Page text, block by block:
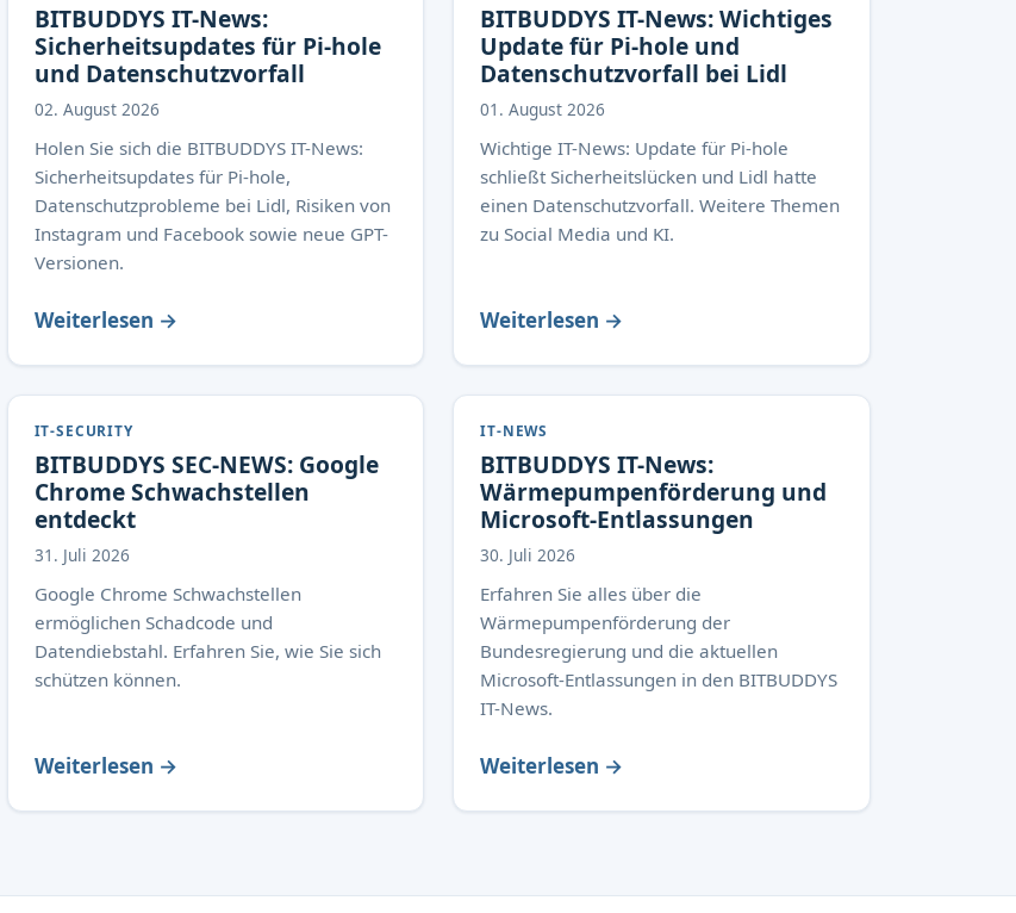
BITBUDDYS IT-News:
Sicherheitsupdates für Pi-hole
und Datenschutzvorfall
02. August 2026
Holen Sie sich die BITBUDDYS IT-News:
Sicherheitsupdates für Pi-hole,
Datenschutzprobleme bei Lidl, Risiken von
Instagram und Facebook sowie neue GPT-
Versionen.
Weiterlesen →
BITBUDDYS IT-News: Wichtiges
Update für Pi-hole und
Datenschutzvorfall bei Lidl
01. August 2026
Wichtige IT-News: Update für Pi-hole
schließt Sicherheitslücken und Lidl hatte
einen Datenschutzvorfall. Weitere Themen
zu Social Media und KI.
Weiterlesen →
IT-SECURITY
BITBUDDYS SEC-NEWS: Google
Chrome Schwachstellen
entdeckt
31. Juli 2026
Google Chrome Schwachstellen
ermöglichen Schadcode und
Datendiebstahl. Erfahren Sie, wie Sie sich
schützen können.
Weiterlesen →
IT-NEWS
BITBUDDYS IT-News:
Wärmepumpenförderung und
Microsoft-Entlassungen
30. Juli 2026
Erfahren Sie alles über die
Wärmepumpenförderung der
Bundesregierung und die aktuellen
Microsoft-Entlassungen in den BITBUDDYS
IT-News.
Weiterlesen →